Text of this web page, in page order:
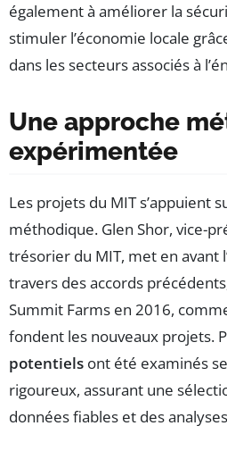
également à améliorer la
stimuler l’économie locale
dans les secteurs associés à
Une approche
expérimentée
Les projets du MIT s’appuient
méthodique. Glen Shor, vice-
trésorier du MIT, met en avant
travers des accords
Summit Farms en 2016,
fondent les nouveaux projets.
potentiels ont été examinés
rigoureux, assurant une
données fiables et des